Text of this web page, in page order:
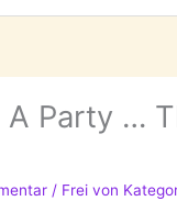
A Party …
/ Frei von